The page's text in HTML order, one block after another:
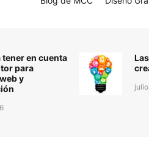
tener en cuenta
para
y